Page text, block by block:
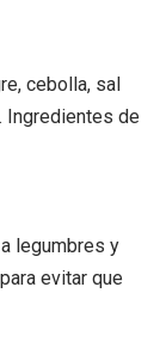
cebolla, sal
Ingredientes de
legumbres y
evitar que